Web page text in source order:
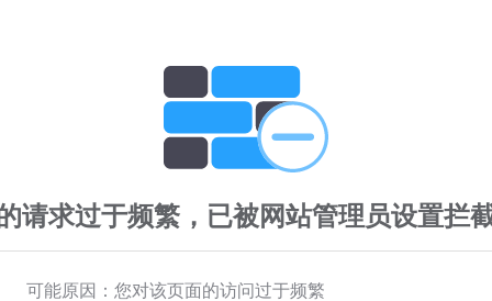
请求过于频繁，已被网站管理员设置拦
可能原因：您对该页面的访问过于频繁